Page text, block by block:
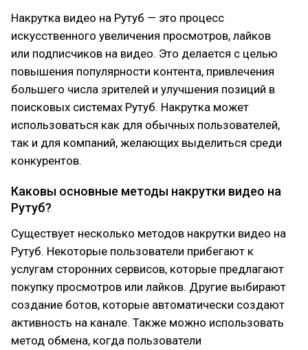
Накрутка видео на Рутуб — это процесс
искусственного увеличения просмотров, лайков
или подписчиков на видео. Это делается с целью
повышения популярности контента, привлечения
большего числа зрителей и улучшения позиций в
поисковых системах Рутуб. Накрутка может
использоваться как для обычных пользователей,
так и для компаний, желающих выделиться среди
конкурентов.
Каковы основные методы накрутки видео на
Рутуб?
Существует несколько методов накрутки видео на
Рутуб. Некоторые пользователи прибегают к
услугам сторонних сервисов, которые предлагают
покупку просмотров или лайков. Другие выбирают
создание ботов, которые автоматически создают
активность на канале. Также можно использовать
метод обмена, когда пользователи